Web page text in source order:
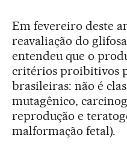
Em fevereiro deste
reavaliação do
entendeu que o
critérios proibitivos
brasileiras: não é
mutagênico,
reprodução e
malformação fetal).